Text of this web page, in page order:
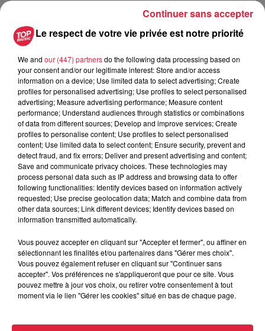
Ajouter à votre calendrier
Date
du5 mars 2020 à 0h00
au5 mars 2020 à 0h00
Lieu Avenue Thomas Edison à Selestat
Organisateur
Fuhrmann Laurie
0677422799
fuhrmannlaurie@gmail.com
Tarif Gratuit
Le respect de votre vie privée est notre priorité
We and our (447) partnersdo the following data processing based on
your consent and/or our legitimate interest: Store and/or access
information on a device; Use limited data to select advertising; Create
profiles for personalised advertising; Use profiles to select personalised
advertising; Measure advertising performance; Measure content
performance; Understand audiences through statistics or combinations
of data from different sources; Develop and improve services; Create
profiles to personalise content; Use profiles to select personalised
content; Use limited data to select content; Ensure security, prevent and
detect fraud, and fix errors; Deliver and present advertising and content;
Save and communicate privacy choices. These technologies may
process personal data such as IP address and browsing data to offer
following functionalities: Identify devices based on information actively
requested; Use precise geolocation data; Match and combine data from
other data sources; Link different devices; Identify devices based on
information transmitted automatically.
Vous pouvez accepter en cliquant sur "Accepter et fermer", ou affiner en
sélectionnant les finalités et/ou partenaires dans "Gérer mes choix".
Vous pouvez également refuser en cliquant sur "Continuer sans
accepter". Vos préférences ne s'appliqueront que pour ce site. Vous
pouvez mettre à jour vos choix, ou retirer votre consentement à tout
moment via le lien "Gérer les cookies" situé en bas de chaque page.
Continuer sans accepter